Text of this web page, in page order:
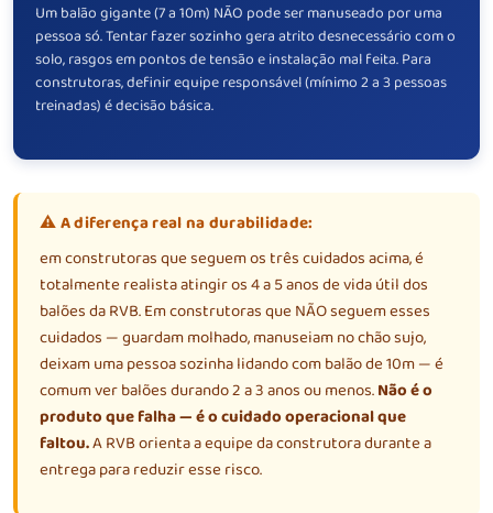
Um balão gigante (7 a 10m) NÃO pode ser manuseado por uma
pessoa só. Tentar fazer sozinho gera atrito desnecessário com o
solo, rasgos em pontos de tensão e instalação mal feita. Para
construtoras, definir equipe responsável (mínimo 2 a 3 pessoas
treinadas) é decisão básica.
⚠️ A diferença real na durabilidade:
em construtoras que seguem os três cuidados acima, é
totalmente realista atingir os 4 a 5 anos de vida útil dos
balões da RVB. Em construtoras que NÃO seguem esses
cuidados — guardam molhado, manuseiam no chão sujo,
deixam uma pessoa sozinha lidando com balão de 10m — é
comum ver balões durando 2 a 3 anos ou menos.Não é o
produto que falha — é o cuidado operacional que
faltou.A RVB orienta a equipe da construtora durante a
entrega para reduzir esse risco.